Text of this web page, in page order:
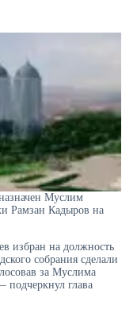
Муслим
Рамзан Кадыров на
избран на должность
собрания сделали
за Муслима
подчеркнул глава